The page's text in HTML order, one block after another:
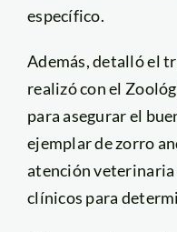
específico.
Además, detalló el
realizó con el
para asegurar el
ejemplar de zorro
atención veterinaria
clínicos para